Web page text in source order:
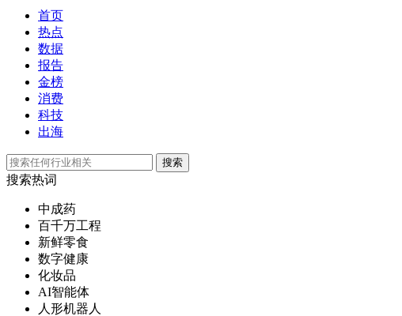
首页
热点
数据
报告
金榜
消费
科技
出海
搜索
搜索热词
中成药
百千万工程
新鲜零食
数字健康
化妆品
AI智能体
人形机器人